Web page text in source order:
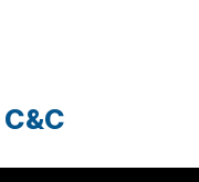
C&C​